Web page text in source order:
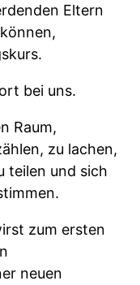
Eltern
bei uns.
Raum,
zu lachen,
teilen und sich
zum ersten
neuen